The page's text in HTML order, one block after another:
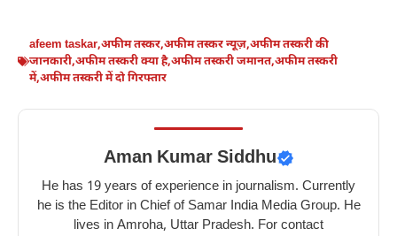
afeem taskar,अफीम तस्कर,अफीम तस्कर न्यूज़,अफीम तस्करी की
जानकारी,अफीम तस्करी क्या है,अफीम तस्करी जमानत,अफीम तस्करी
में,अफीम तस्करी में दो गिरफ्तार
Aman Kumar Siddhu
He has 19 years of experience in journalism. Currently
he is the Editor in Chief of Samar India Media Group. He
lives in Amroha, Uttar Pradesh. For contact